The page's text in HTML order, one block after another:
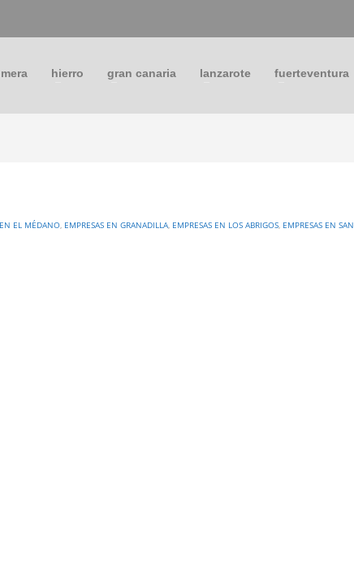
hierro gran canaria lanzarote fuerteventura
EL MÉDANO, EMPRESAS EN GRANADILLA, EMPRESAS EN LOS ABRIGOS, EMPRESAS EN SAN